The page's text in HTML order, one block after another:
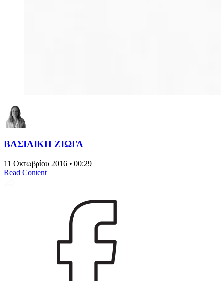
ΒΑΣΙΛΙΚΗ ΖΙΩΓΑ
11 Οκτωβρίου 2016 • 00:29
Read Content